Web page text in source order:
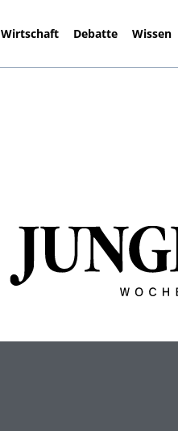
Wirtschaft Debatte Wissen